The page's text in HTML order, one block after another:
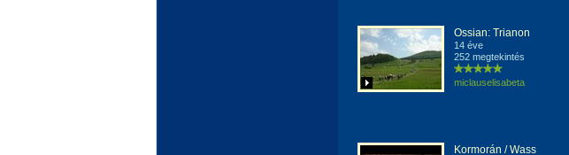
Ossian: Trianon
14 éve
252 megtekintés
miclauselisabeta
Kormorán / Wass